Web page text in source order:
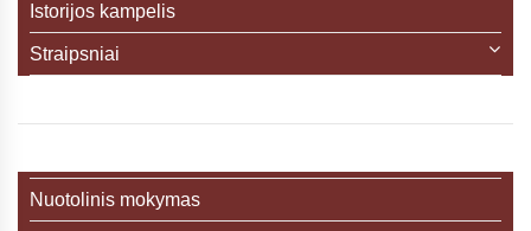
Istorijos kampelis
Straipsniai
Nuotolinis mokymas